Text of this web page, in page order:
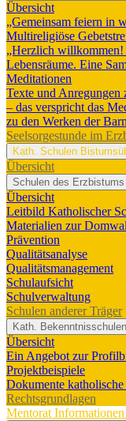
Übersicht
„Gemeinsam feiern in
Multireligiöse
„Herzlich willkommen!
Lebensräume. Eine
Meditationen
Texte und Anregungen
– das verspricht das
zu den Werken der
Seelsorgestunde im
Kath. Schulen
Übersicht
Schulen des Erzbistums
Übersicht
Leitbild Katholischer
Materialien zur
Prävention
Qualitätsanalyse
Qualitätsmanagement
Schulaufsicht
Schulverwaltung
Schulen anderer Träger
Kath. Bekenntnisschulen
Übersicht
Ein Angebot zur
Projektbeispiele
Dokumente
Rechtsgrundlagen
Mentorat